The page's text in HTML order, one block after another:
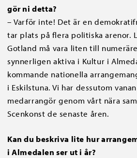
gör ni detta?
– Varför inte! Det är en
tar plats på flera politiska arenor.
Gotland må vara liten till
synnerligen aktiva i Kultur i
kommande nationella
i Eskilstuna. Vi har dessutom
medarrangör genom vårt nära
Scenkonst de senaste åren.
Kan du beskriva lite hur
i Almedalen ser ut i år?